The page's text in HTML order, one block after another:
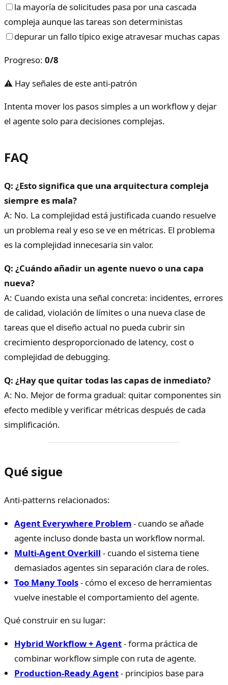
la mayoría de solicitudes pasa por una cascada
compleja aunque las tareas son deterministas
depurar un fallo típico exige atravesar muchas capas
Progreso: 0/8
⚠ Hay señales de este anti-patrón
Intenta mover los pasos simples a un workflow y dejar
el agente solo para decisiones complejas.
FAQ
Q: ¿Esto significa que una arquitectura compleja
siempre es mala?
A: No. La complejidad está justificada cuando resuelve
un problema real y eso se ve en métricas. El problema
es la complejidad innecesaria sin valor.
Q: ¿Cuándo añadir un agente nuevo o una capa
nueva?
A: Cuando exista una señal concreta: incidentes, errores
de calidad, violación de límites o una nueva clase de
tareas que el diseño actual no pueda cubrir sin
crecimiento desproporcionado de latency, cost o
complejidad de debugging.
Q: ¿Hay que quitar todas las capas de inmediato?
A: No. Mejor de forma gradual: quitar componentes sin
efecto medible y verificar métricas después de cada
simplificación.
Qué sigue
Anti-patterns relacionados:
Agent Everywhere Problem- cuando se añade
agente incluso donde basta un workflow normal.
Multi-Agent Overkill - cuando el sistema tiene
demasiados agentes sin separación clara de roles.
Too Many Tools- cómo el exceso de herramientas
vuelve inestable el comportamiento del agente.
Qué construir en su lugar:
Hybrid Workflow + Agent- forma práctica de
combinar workflow simple con ruta de agente.
Production-Ready Agent- principios base para